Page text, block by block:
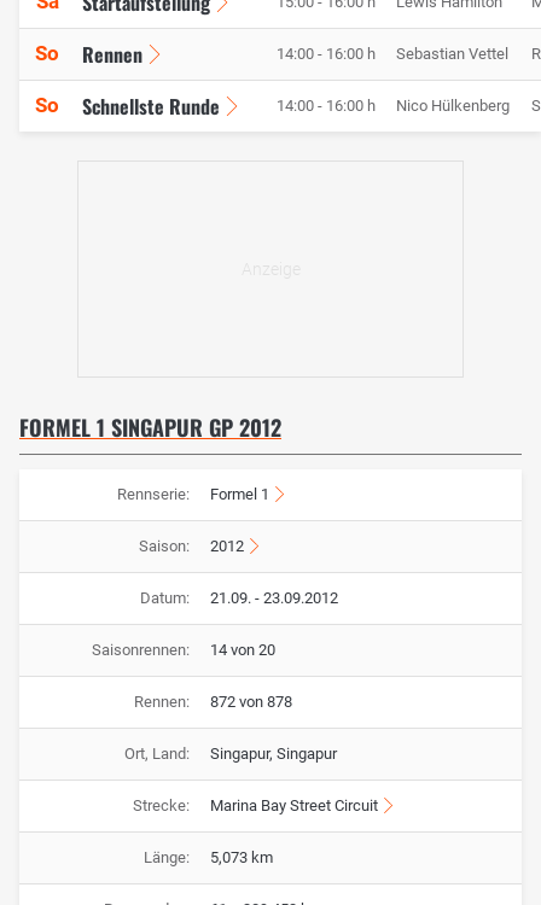
So Rennen 14:00 - 16:00 h Sebastian Vettel
So Schnellste Runde 14:00 - 16:00 h Nico Hülkenberg
FORMEL 1 SINGAPUR GP 2012
Rennserie: Formel 1
Saison: 2012
Datum: 21.09. - 23.09.2012
Saisonrennen: 14 von 20
Rennen: 872 von 878
Ort, Land: Singapur, Singapur
Strecke: Marina Bay Street Circuit
Länge: 5,073 km